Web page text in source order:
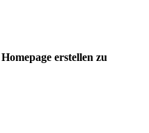
erstellen zu